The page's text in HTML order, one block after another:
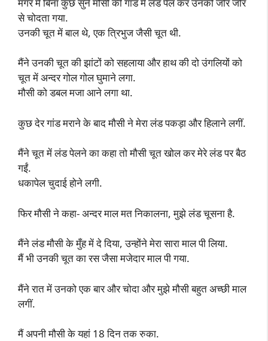
से चोदता गया.
उनकी चूत में बाल थे, एक त्रिभुज जैसी चूत थी.
मैंने उनकी चूत की झांटों को सहलाया और हाथ की दो उंगलियों को
चूत में अन्दर गोल गोल घुमाने लगा.
मौसी को डबल मजा आने लगा था.
कुछ देर गांड मराने के बाद मौसी ने मेरा लंड पकड़ा और हिलाने लगीं.
मैंने चूत में लंड पेलने का कहा तो मौसी चूत खोल कर मेरे लंड पर बैठ
गईं.
धकापेल चुदाई होने लगी.
फिर मौसी ने कहा- अन्दर माल मत निकालना, मुझे लंड चूसना है.
मैंने लंड मौसी के मुँह में दे दिया, उन्होंने मेरा सारा माल पी लिया.
मैं भी उनकी चूत का रस जैसा मजेदार माल पी गया.
मैंने रात में उनको एक बार और चोदा और मुझे मौसी बहुत अच्छी माल
लगीं.
मैं अपनी मौसी के यहां 18 दिन तक रुका.